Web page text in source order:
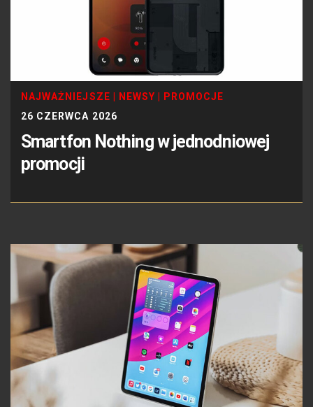
NAJWAŻNIEJSZE NEWSY
PROMOCJE
26 CZERWCA 2026
Smartfon Nothing w jednodniowej
promocji